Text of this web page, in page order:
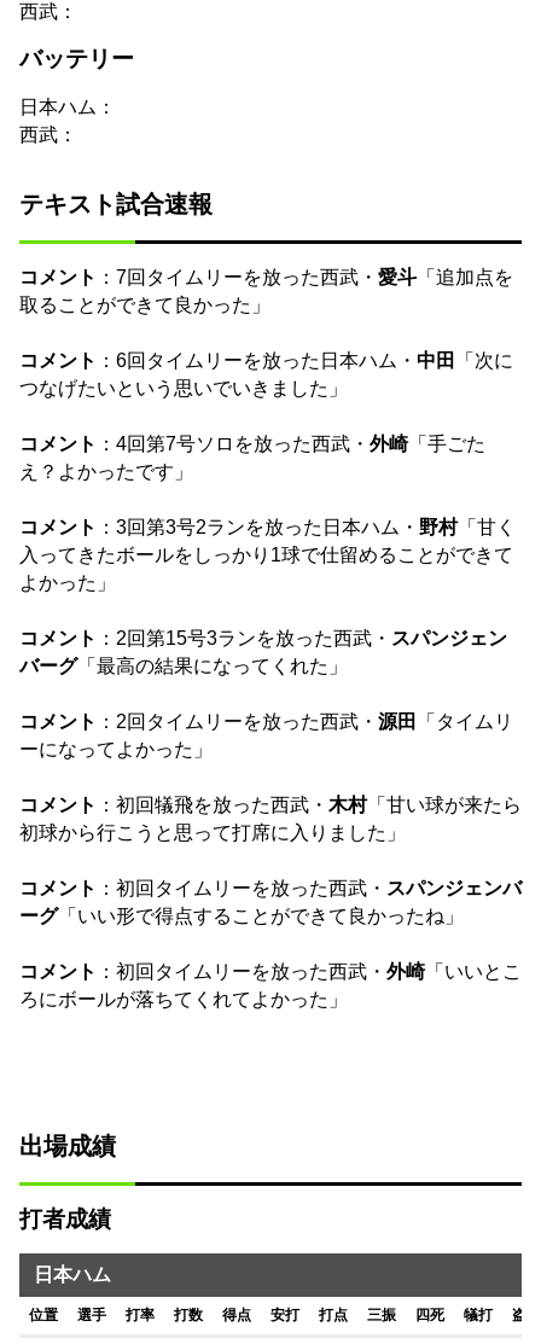
西武：
バッテリー
日本ハム：
西武：
テキスト試合速報
コメント ：7回タイムリーを放った西武・ 愛斗 「追加点を
取ることができて良かった」
コメント ：6回タイムリーを放った日本ハム・ 中田
「次に
つなげたいという思いでいきました」
コメント ：4回第7号ソロを放った西武・ 外崎「手ごた
え？よかったです」
コメント ：3回第3号2ランを放った日本ハム・ 野村「甘く
入ってきたボールをしっかり1球で仕留めることができて
よかった」
コメント ：2回第15号3ランを放った西武・ スパンジェン
バーグ「最高の結果になってくれた」
コメント ：2回タイムリーを放った西武・ 源田
「タイムリ
ーになってよかった」
コメント ：初回犠飛を放った西武・ 木村「甘い球が来たら
初球から行こうと思って打席に入りました」
コメント ：初回タイムリーを放った西武・ スパンジェンバ
ーグ「いい形で得点することができて良かったね」
コメント ：初回タイムリーを放った西武・ 外崎「いいとこ
ろにボールが落ちてくれてよかった」
出場成績
打者成績
日本ハム
位置 選手 打率 打数 得点 安打 打点 三振 四死 犠打 盗塁